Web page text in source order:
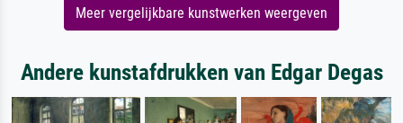
Meer vergelijkbare kunstwerken weergeven
Andere kunstafdrukken van Edgar Degas